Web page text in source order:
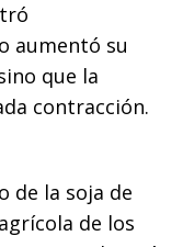
aumentó su
que la
contracción.
de la soja de
de los